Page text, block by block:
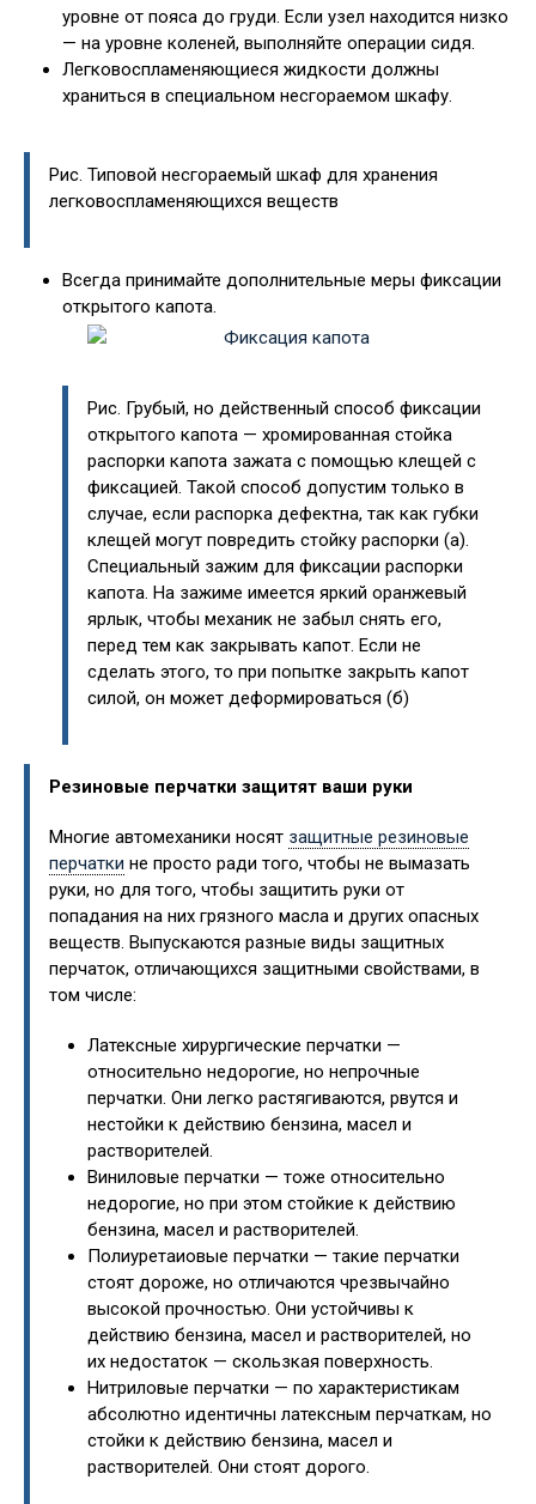
уровне от пояса до груди. Если узел находится низко
— на уровне коленей, выполняйте операции сидя.
Легковоспламеняющиеся жидкости должны
храниться в специальном несгораемом шкафу.
Рис. Типовой несгораемый шкаф для хранения
легковоспламеняющихся веществ
Всегда принимайте дополнительные меры фиксации
открытого капота.
Рис. Грубый, но действенный способ фиксации
открытого капота — хромированная стойка
распорки капота зажата с помощью клещей с
фиксацией. Такой способ допустим только в
случае, если распорка дефектна, так как губки
клещей могут повредить стойку распорки (а).
Специальный зажим для фиксации распорки
капота. На зажиме имеется яркий оранжевый
ярлык, чтобы механик не забыл снять его,
перед тем как закрывать капот. Если не
сделать этого, то при попытке закрыть капот
силой, он может деформироваться (б)
Резиновые перчатки защитят ваши руки
Многие автомеханики носят защитные резиновые
перчатки не просто ради того, чтобы не вымазать
руки, но для того, чтобы защитить руки от
попадания на них грязного масла и других опасных
веществ. Выпускаются разные виды защитных
перчаток, отличающихся защитными свойствами, в
том числе:
Латексные хирургические перчатки —
относительно недорогие, но непрочные
перчатки. Они легко растягиваются, рвутся и
нестойки к действию бензина, масел и
растворителей.
Виниловые перчатки — тоже относительно
недорогие, но при этом стойкие к действию
бензина, масел и растворителей.
Полиуретаиовые перчатки — такие перчатки
стоят дороже, но отличаются чрезвычайно
высокой прочностью. Они устойчивы к
действию бензина, масел и растворителей, но
их недостаток — скользкая поверхность.
Нитриловые перчатки — по характеристикам
абсолютно идентичны латексным перчаткам, но
стойки к действию бензина, масел и
растворителей. Они стоят дорого.